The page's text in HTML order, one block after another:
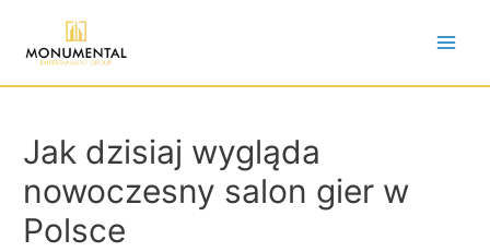
Jak dzisiaj wygląda
nowoczesny salon gier w
Polsce